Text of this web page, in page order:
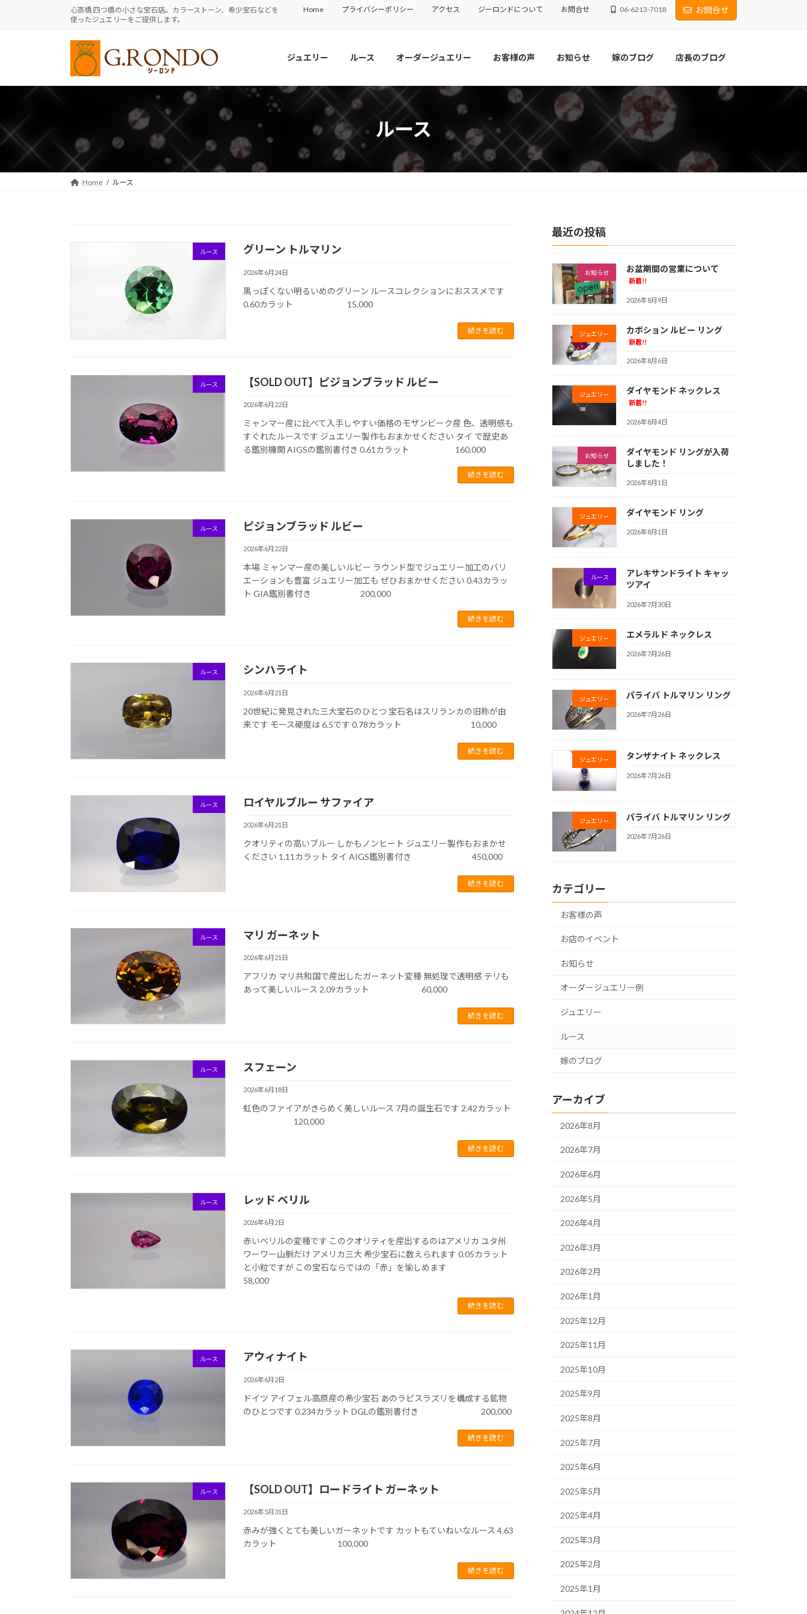
ッ
プ
移
動
心斎橋 四つ橋の小さな宝石店。カラーストーン、希少宝石などを
使ったジュエリーをご提供します。
Home プライバシーポリシー アクセス ジーロンドについて お問合せ 06-6213-7018 お問合せ
ジュエリー ルース オーダージュエリー お客様の声 お知らせ 嫁のブログ 店長のブログ
ルース
Home ルース
ルース グリーン トルマリン
2026年6月24日
黒っぽくない明るいめのグリーン ルースコレクションにおススメです
0.60カラット 15,000
続きを読む
ルース 【SOLD OUT】ピジョンブラッド ルビー
2026年6月22日
ミャンマー産に比べて入手しやすい価格のモザンビーク産 色、透明感も
すぐれたルースです ジュエリー製作もおまかせください タイ で歴史あ
る鑑別機関 AIGSの鑑別書付き 0.61カラット 160,000
続きを読む
ルース ピジョンブラッド ルビー
2026年6月22日
本場 ミャンマー産の美しいルビー ラウンド型でジュエリー加工のバリ
エーションも豊富 ジュエリー加工も ぜひおまかせください 0.43カラッ
ト GIA鑑別書付き 200,000
続きを読む
ルース シンハライト
2026年6月21日
20世紀に発見された三大宝石のひとつ 宝石名はスリランカの旧称が由
来です モース硬度は 6.5です 0.78カラット 10,000
続きを読む
ルース ロイヤルブルー サファイア
2026年6月21日
クオリティの高いブルー しかもノンヒート ジュエリー製作もおまかせ
ください 1.11カラット タイ AIGS鑑別書付き 450,000
続きを読む
ルース マリ ガーネット
2026年6月21日
アフリカ マリ共和国で産出したガーネット変種 無処理で透明感 テリも
あって美しいルース 2.09カラット 60,000
続きを読む
ルース スフェーン
2026年6月18日
虹色のファイアがきらめく美しいルース 7月の誕生石です 2.42カラット
120,000
続きを読む
ルース レッド ベリル
2026年6月2日
赤いベリルの変種です このクオリティを産出するのはアメリカ ユタ州
ワーワー山脈だけ アメリカ三大 希少宝石に数えられます 0.05カラット
と小粒ですが この宝石ならではの「赤」を愉しめます
58,000
続きを読む
ルース アウィナイト
2026年6月2日
ドイツ アイフェル高原産の希少宝石 あのラピスラズリを構成する鉱物
のひとつです 0.234カラット DGLの鑑別書付き 200,000
続きを読む
ルース 【SOLD OUT】ロードライト ガーネット
2026年5月31日
赤みが強くとても美しいガーネットです カットもていねいなルース 4.63
カラット 100,000
続きを読む
最近の投稿
お知らせ お盆期間の営業について
新着!!
2026年8月9日
ジュエリー カボション ルビー リング
新着!!
2026年8月6日
ジュエリー ダイヤモンド ネックレス
新着!!
2026年8月4日
お知らせ
ダイヤモンド リングが入荷
しました！
2026年8月1日
ジュエリー ダイヤモンド リング
2026年8月1日
ルース
アレキサンドライト キャッ
ツアイ
2026年7月30日
ジュエリー エメラルド ネックレス
2026年7月26日
ジュエリー パライバ トルマリン リング
2026年7月26日
ジュエリー タンザナイト ネックレス
2026年7月26日
ジュエリー パライバ トルマリン リング
2026年7月26日
カテゴリー
お客様の声
お店のイベント
お知らせ
オーダージュエリー例
ジュエリー
ルース
嫁のブログ
アーカイブ
2026年8月
2026年7月
2026年6月
2026年5月
2026年4月
2026年3月
2026年2月
2026年1月
2025年12月
2025年11月
2025年10月
2025年9月
2025年8月
2025年7月
2025年6月
2025年5月
2025年4月
2025年3月
2025年2月
2025年1月